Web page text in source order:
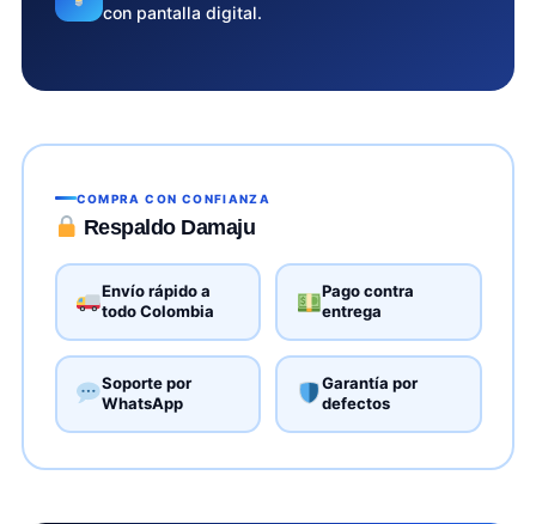
con pantalla digital.
COMPRA CON CONFIANZA
Respaldo Damaju
Envío rápido a
todo Colombia
Pago contra
entrega
Soporte por
WhatsApp
Garantía por
defectos